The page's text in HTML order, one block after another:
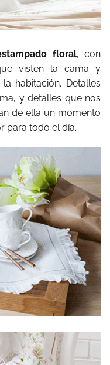
floral, con
visten la cama y
habitación. Detalles
y detalles que nos
de ella un momento
para todo el día.